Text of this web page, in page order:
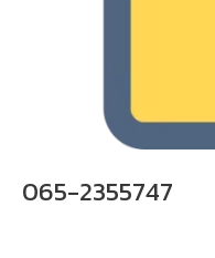
065-2355747